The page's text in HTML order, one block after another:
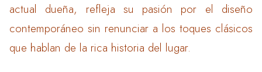
actual dueña, refleja su pasión por el diseño
contemporáneo sin renunciar a los toques clásicos
que hablan de la rica historia del lugar.